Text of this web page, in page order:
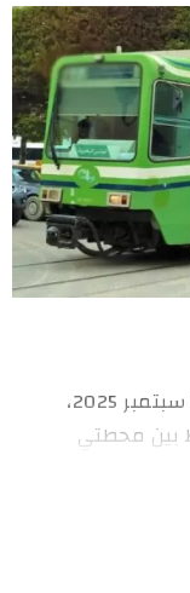
وطنية: يتم بداية من يوم غد الأربعاء 10 سبتمبر 2025،
خـط المترو رقم 3 الرابط بين محطتي